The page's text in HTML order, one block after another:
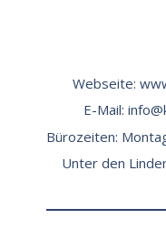
Webseite:
E-Mail:
Bürozeiten:
Unter den